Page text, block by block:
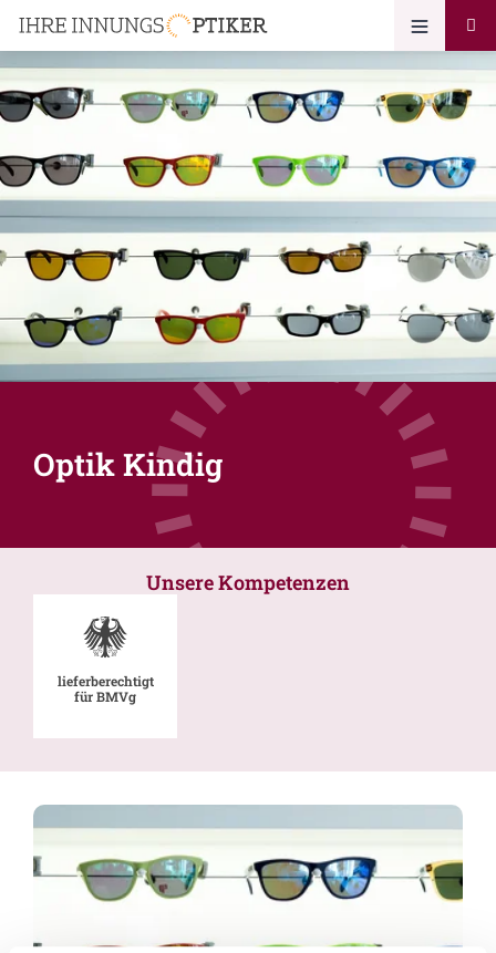
Optik Kindig
Unsere Kompetenzen
lieferberechtigt
für BMVg